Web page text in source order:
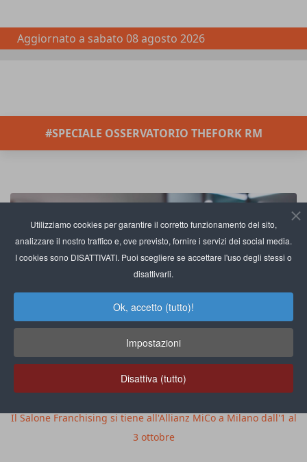
Utilizziamo cookies per garantire il corretto funzionamento del sito,
analizzare il nostro traffico e, ove previsto, fornire i servizi dei social media.
I cookies sono DISATTIVATI. Puoi scegliere se accettare l'uso degli stessi o
disattivarli.
Ok, accetto (tutto)!
Impostazioni
Disattiva (tutto)
Aggiornato a sabato 08 agosto 2026
#SPECIALE OSSERVATORIO THEFORK RM
Il Salone Franchising si tiene all'Allianz MiCo a Milano dall'1 al
3 ottobre